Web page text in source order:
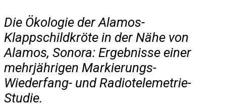
Die Ökologie der Alamos-
Klappschildkröte in der Nähe von
Alamos, Sonora: Ergebnisse einer
mehrjährigen Markierungs-
Wiederfang- und Radiotelemetrie-
Studie.